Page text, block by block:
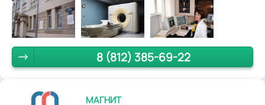
8 (812) 385-69-22
МАГНИТ